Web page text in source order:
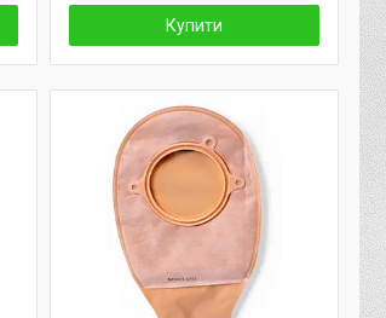
Купити